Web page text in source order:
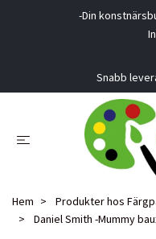
-Din
Snabb
Hem Produkter hos
Daniel Smith -Mummy